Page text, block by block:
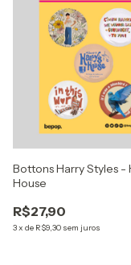
Bottons Harry Styles -
House
R$27,90
3x de R$9,30 sem juros